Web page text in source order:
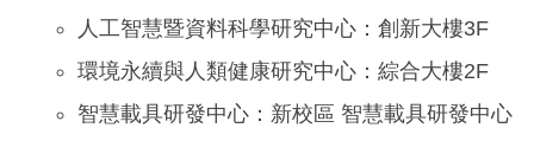
人工智慧暨資料科學研究中心：創新大樓3F
環境永續與人類健康研究中心：綜合大樓2F
智慧載具研發中心：新校區 智慧載具研發中心